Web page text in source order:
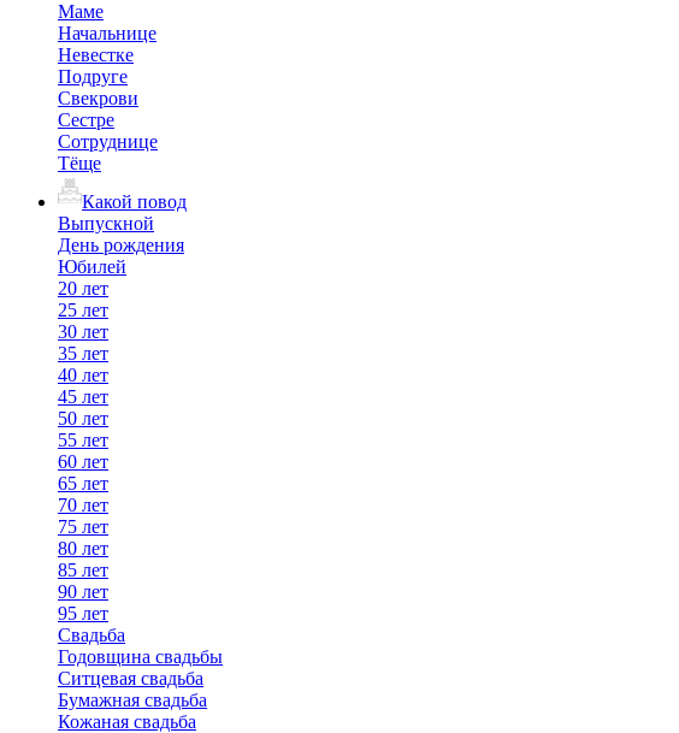
Маме
Начальнице
Невестке
Подруге
Свекрови
Сестре
Сотруднице
Тёще
Какой повод
Выпускной
День рождения
Юбилей
20 лет
25 лет
30 лет
35 лет
40 лет
45 лет
50 лет
55 лет
60 лет
65 лет
70 лет
75 лет
80 лет
85 лет
90 лет
95 лет
Свадьба
Годовщина свадьбы
Ситцевая свадьба
Бумажная свадьба
Кожаная свадьба